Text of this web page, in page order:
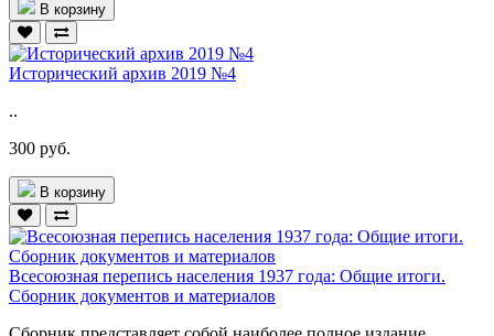
В корзину
Исторический архив 2019 №4
..
300 руб.
В корзину
Всесоюзная перепись населения 1937 года: Общие итоги.
Сборник документов и материалов